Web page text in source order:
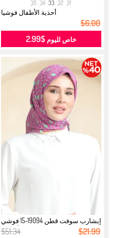
31
32
33
34
35
أحذية الأطفال فوشيا
$6.00
خاص لليوم$2.99
إيشارب سوفت قطن 19094-15 فوشي
أخضر...
$51.34 $21.99